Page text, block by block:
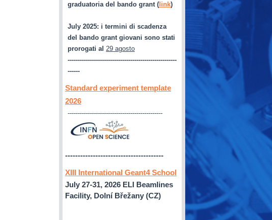
graduatoria del bando grant ( link)
July 2025: i termini di scadenza
del bando grant giovani sono stati
prorogati al 29 agosto
------------------------------------------------------
------
Standard experiment template
2026
-----------------------------------------------
---------------------------------------
XIII International Geant4 School
July 27-31, 2026 ELI Beamlines
Facility, Dolní Břežany (CZ)